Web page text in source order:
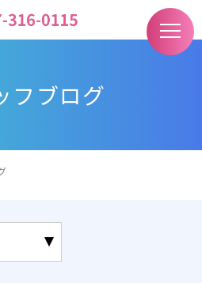
フブログ